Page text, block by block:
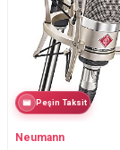
Peşin Taksit
Neumann